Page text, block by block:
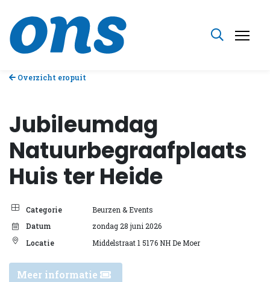
Overzicht eropuit
Jubileumdag
Natuurbegraafplaats
Huis ter Heide
Categorie
Beurzen & Events
Datum
zondag 28 juni 2026
Locatie
Middelstraat 1 5176 NH De Moer
Meer informatie